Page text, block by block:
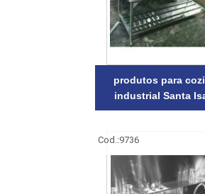
produtos para
industrial Santa
Cod.:9736